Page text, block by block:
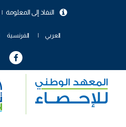
النفاذ إلى المعلومة
العربي الفرنسية